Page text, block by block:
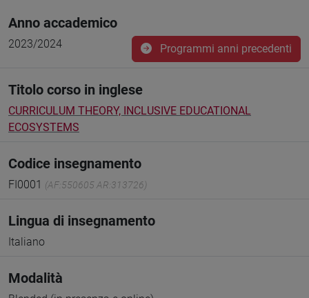
Anno accademico
2023/2024 Programmi anni precedenti
Titolo corso in inglese
CURRICULUM THEORY, INCLUSIVE EDUCATIONAL
ECOSYSTEMS
Codice insegnamento
FI0001 (AF:550605 AR:313726)
Lingua di insegnamento
Italiano
Modalità